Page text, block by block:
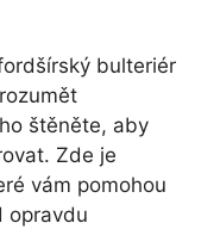
bulteriér
štěněte, aby
Zde je
vám pomohou
opravdu